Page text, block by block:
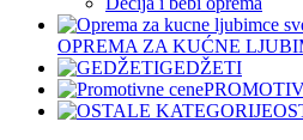
OPREMA ZA KUĆNE
GEDŽETI